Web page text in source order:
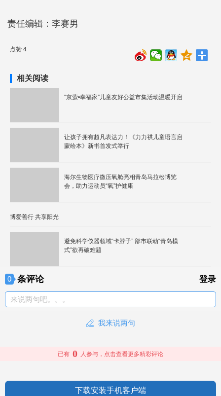
责任编辑：李赛男
点赞 4
相关阅读
“京萤•幸福家”儿童友好公益市集活动温暖开启
让孩子拥有超凡表达力！《力力祺儿童语言启
蒙绘本》新书首发式举行
海尔生物医疗微压氧舱亮相青岛马拉松博览
会，助力运动员“氧”护健康
博爱善行 共享阳光
避免科学仪器领域“卡脖子” 部市联动“青岛模
式”欲再破难题
0 条评论 登录
来说两句吧。。。
我来说两句
已有 0 人参与，点击查看更多精彩评论
下载安装手机客户端